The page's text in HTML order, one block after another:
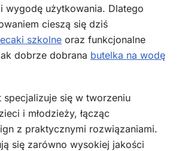
wygodę użytkowania. Dlatego
cieszą się dziś
szkolne oraz funkcjonalne
dobrze dobrana butelka na wodę
specjalizuje się w tworzeniu
i młodzieży, łącząc
z praktycznymi rozwiązaniami.
się zarówno wysokiej jakości